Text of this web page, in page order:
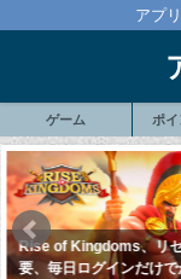
アプ
ゲーム ポ
ゲーム
リセマラ不
けでかなり有
魔
界